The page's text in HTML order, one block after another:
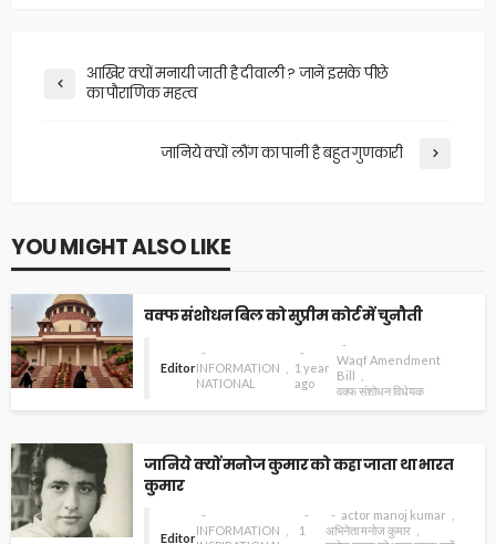
आखिर क्यों मनायी जाती है दीवाली ? जानें इसके पीछे
का पौराणिक महत्व
जानिये क्यों लौंग का पानी है बहुत गुणकारी
YOU MIGHT ALSO LIKE
वक्फ संशोधन बिल को सुप्रीम कोर्ट में चुनौती
EditorINFORMATION
NATIONAL
1 year
ago
Waqf Amendment
Bill
वक्फ संशोधन विधेयक
जानिये क्यों मनोज कुमार को कहा जाता था भारत
कुमार
Editor
INFORMATION
1
actor manoj kumar
अभिनेता मनोज कुमार